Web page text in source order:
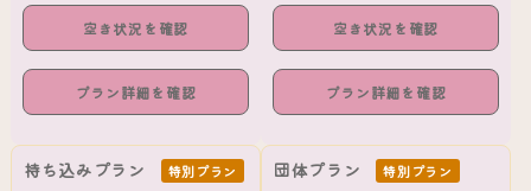
空き状況を確認
プラン詳細を確認
空き状況を確認
プラン詳細を確認
持ち込みプラン 特別プラン 団体プラン 特別プラン